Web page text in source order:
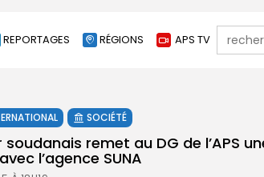
REPORTAGES RÉGIONS APS TV
Search
for:
SOCIÉTÉ
soudanais remet au DG de l’APS
l’agence SUNA